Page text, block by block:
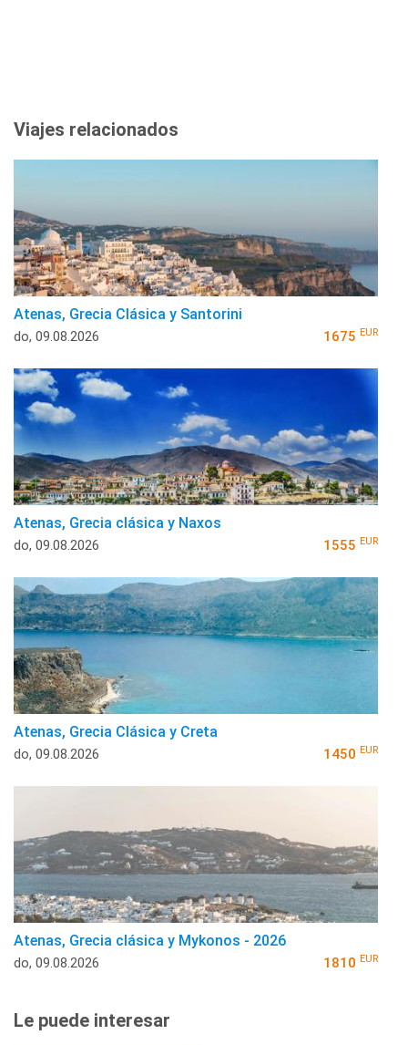
Viajes relacionados
Atenas, Grecia Clásica y Santorini
do, 09.08.2026 1675 EUR
Atenas, Grecia clásica y Naxos
do, 09.08.2026 1555 EUR
Atenas, Grecia Clásica y Creta
do, 09.08.2026 1450 EUR
Atenas, Grecia clásica y Mykonos - 2026
do, 09.08.2026 1810 EUR
Le puede interesar